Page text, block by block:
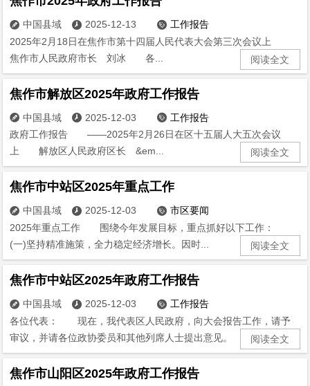
 中国县域  2025-12-13  工作报告
2025年2月18日在焦作市第十四届人民代表大会第三次会议上
焦作市人民政府市长 刘冰 各...
阅读全文
焦作市解放区2025年政府工作报告
 中国县域  2025-12-03  工作报告
政府工作报告 ——2025年2月26日在区十五届人大五次会议
上 解放区人民政府区长 &em...
阅读全文
焦作市中站区2025年重点工作
 中国县域  2025-12-03  市区要闻
2025年重点工作 围绕今年发展目标，重点抓好以下工作：
(一)坚持精准施策，全力稳定经济增长。因时...
阅读全文
焦作市中站区2025年政府工作报告
 中国县域  2025-12-03  工作报告
各位代表： 现在，我代表区人民政府，向大会报告工作，请予
审议，并请各位政协委员和其他列席人士提出意见。 &ems...
阅读全文
焦作市山阳区2025年政府工作报告